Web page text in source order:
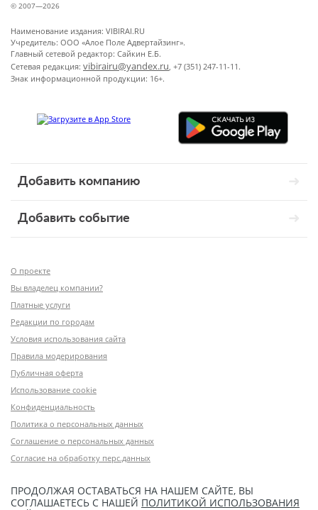
© 2007—2026
Наименование издания: VIBIRAI.RU
Учредитель: ООО «Алое Поле Адвертайзинг».
Главный сетевой редактор: Сайкин Е.Б.
Сетевая редакция: vibirairu@yandex.ru, +7 (351) 247-11-11.
Знак информационной продукции: 16+.
Добавить компанию
Добавить событие
О проекте
Вы владелец компании?
Платные услуги
Редакции по городам
Условия использования сайта
Правила модерирования
Публичная оферта
Использование cookie
Конфиденциальность
Политика о персональных данных
Соглашение о персональных данных
Согласие на обработку перс.данных
ПРОДОЛЖАЯ ОСТАВАТЬСЯ НА НАШЕМ САЙТЕ, ВЫ
СОГЛАШАЕТЕСЬ С НАШЕЙ ПОЛИТИКОЙ ИСПОЛЬЗОВАНИЯ